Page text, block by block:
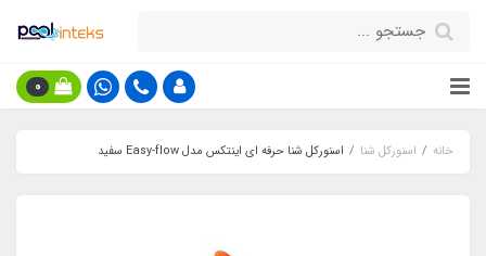
0
خانه اسنورکل شنا اسنورکل شنا حرفه ای اینتکس مدل Easy-flow سفید